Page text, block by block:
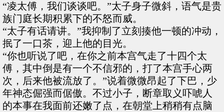
“凌太傅，我们谈谈吧。”太子身子微斜，语气是贵
族门庭长期积累下的不怒而威。
“太子有话请讲。”我抑制了立刻揍他一顿的冲动，
抿了一口茶，迎上他的目光。
“你也听说了吧，在你之前本宫气走了十四个太
傅，其中倒是有一个不信邪的，打了本宫手心两
次，后来他被流放了。”说着微微昂起了下巴，少
年神态倔强而倨傲。不过小子，断章取义吓唬人
的本事在我面前还嫩了点，在朝堂上稍稍有点脑